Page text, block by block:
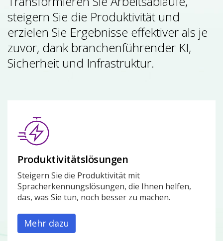
steigern Sie die Produktivität und
erzielen Sie Ergebnisse effektiver als je
zuvor, dank branchenführender KI,
Sicherheit und Infrastruktur.
Produktivitätslösungen
Steigern Sie die Produktivität mit
Spracherkennungslösungen, die Ihnen helfen,
das, was Sie tun, noch besser zu machen.
Mehr dazu